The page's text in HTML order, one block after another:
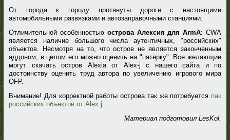
От города к городу протянуты дороги с настоящими
автомобильными развязками и автозаправочными станциями.
Отличительной особенностью острова Алексия для ArmA: CWA
является наличие большого числа аутентичных, "российских"
объектов. Несмотря на то, что остров не является законченным
аддоном, в целом его можно оценить на "пятёрку". Все желающие
могут скачать остров Alexia от Alex-j с нашего сайта и по
достоинству оценить труд автора по увеличению игрового мира
OFP.
Внимание! Для корректной работы острова так же потребуется пак
российских объектов от Alex j.
Материал подготовил LesKol.